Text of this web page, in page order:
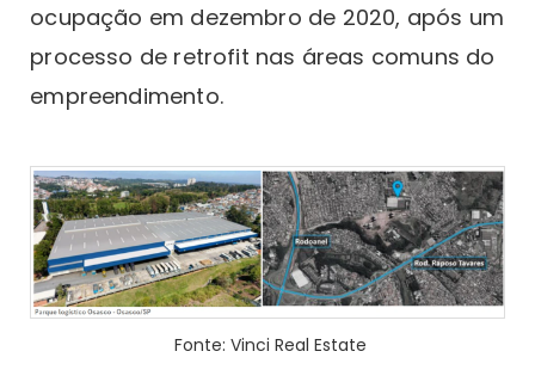
ocupação em dezembro de 2020, após um
processo de retrofit nas áreas comuns do
empreendimento.
Fonte: Vinci Real Estate